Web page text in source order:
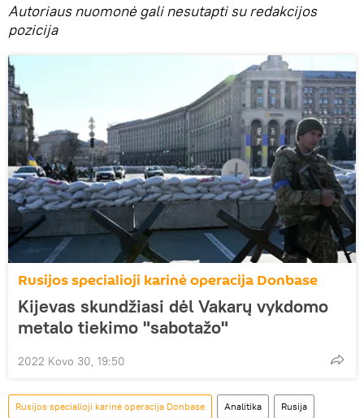
Autoriaus nuomonė gali nesutapti su redakcijos
pozicija
Rusijos specialioji karinė operacija Donbase
Kijevas skundžiasi dėl Vakarų vykdomo
metalo tiekimo "sabotažo"
2022 Kovo 30, 19:50
Rusijos specialioji karinė operacija Donbase Analitika Rusija